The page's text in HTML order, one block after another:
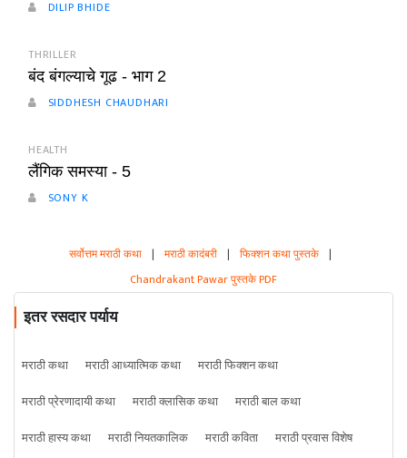
DILIP BHIDE
THRILLER
बंद बंगल्याचे गूढ - भाग 2
SIDDHESH CHAUDHARI
HEALTH
लैंगिक समस्या - 5
SONY K
सर्वोत्तम मराठी कथा | मराठी कादंबरी | फिक्शन कथा पुस्तके |
Chandrakant Pawar पुस्तके PDF
इतर रसदार पर्याय
मराठी कथा मराठी आध्यात्मिक कथा
मराठी फिक्शन कथा
मराठी प्रेरणादायी कथा
मराठी क्लासिक कथा
मराठी बाल कथा
मराठी हास्य कथा
मराठी नियतकालिक मराठी कविता
मराठी प्रवास विशेष